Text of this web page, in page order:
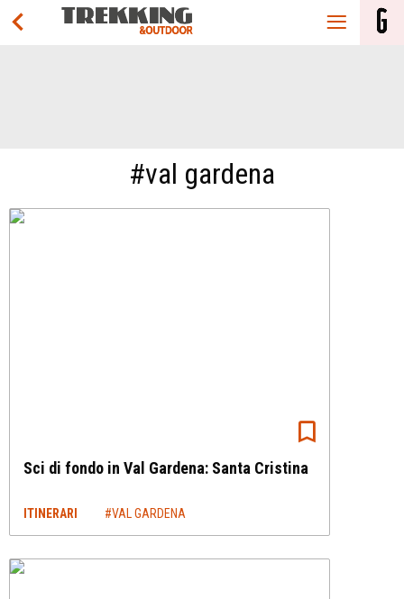
#val gardena
Sci di fondo in Val Gardena: Santa Cristina
ITINERARI #VAL GARDENA